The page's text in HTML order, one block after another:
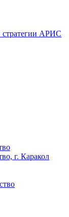
стратегии АРИС
г. Каракол